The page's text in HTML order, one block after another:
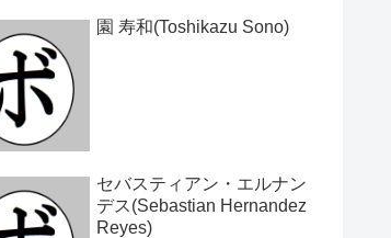
園 寿和(Toshikazu Sono)
セバスティアン・エルナン
デス(Sebastian Hernandez
Reyes)